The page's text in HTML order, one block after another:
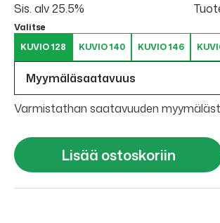
Sis. alv 25.5%
Valitse
KUVIO 128
KUVIO 140 KUVIO 146
Myymäläsaatavuus
Varmistathan saatavuuden
Lisää ostoskoriin